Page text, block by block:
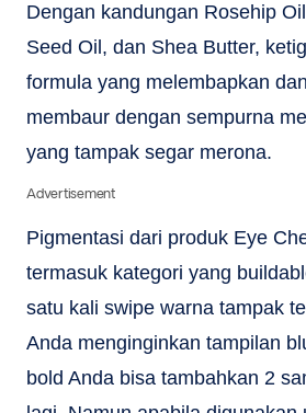
Dengan kandungan Rosehip
Seed Oil, dan Shea Butter,
formula yang melembapkan
membaur dengan sempurna
yang tampak segar merona.
Advertisement
Pigmentasi dari produk Eye
termasuk kategori yang
satu kali swipe warna tampak
Anda menginginkan tampilan
bold Anda bisa tambahkan 2